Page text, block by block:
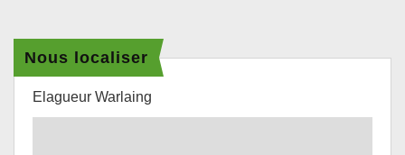
Nous localiser
Elagueur Warlaing